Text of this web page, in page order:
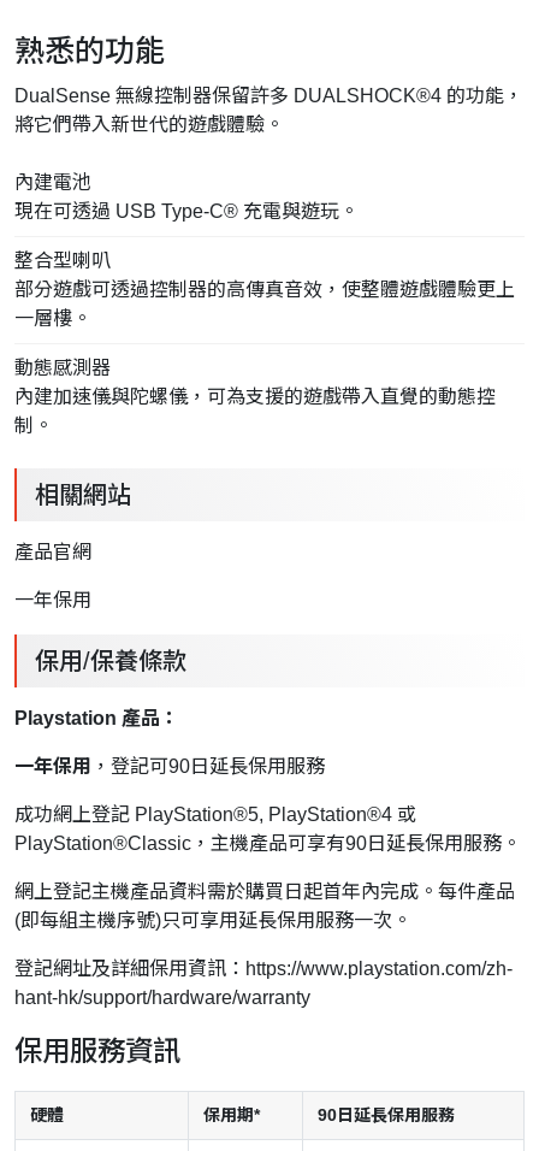
熟悉的功能
DualSense 無線控制器保留許多 DUALSHOCK®4 的功能，
將它們帶入新世代的遊戲體驗。
內建電池
現在可透過 USB Type-C® 充電與遊玩。
整合型喇叭
部分遊戲可透過控制器的高傳真音效，使整體遊戲體驗更上
一層樓。
動態感測器
內建加速儀與陀螺儀，可為支援的遊戲帶入直覺的動態控
制。
相關網站
產品官網
一年保用
保用/保養條款
Playstation 產品：
一年保用 ，登記可90日延長保用服務
成功網上登記 PlayStation®5, PlayStation®4 或
PlayStation®Classic，主機產品可享有90日延長保用服務。
網上登記主機產品資料需於購買日起首年內完成。每件產品
(即每組主機序號)只可享用延長保用服務一次。
登記網址及詳細保用資訊： https://www.playstation.com/zh-
hant-hk/support/hardware/warranty
保用服務資訊
硬體 保用期* 90日延長保用服務